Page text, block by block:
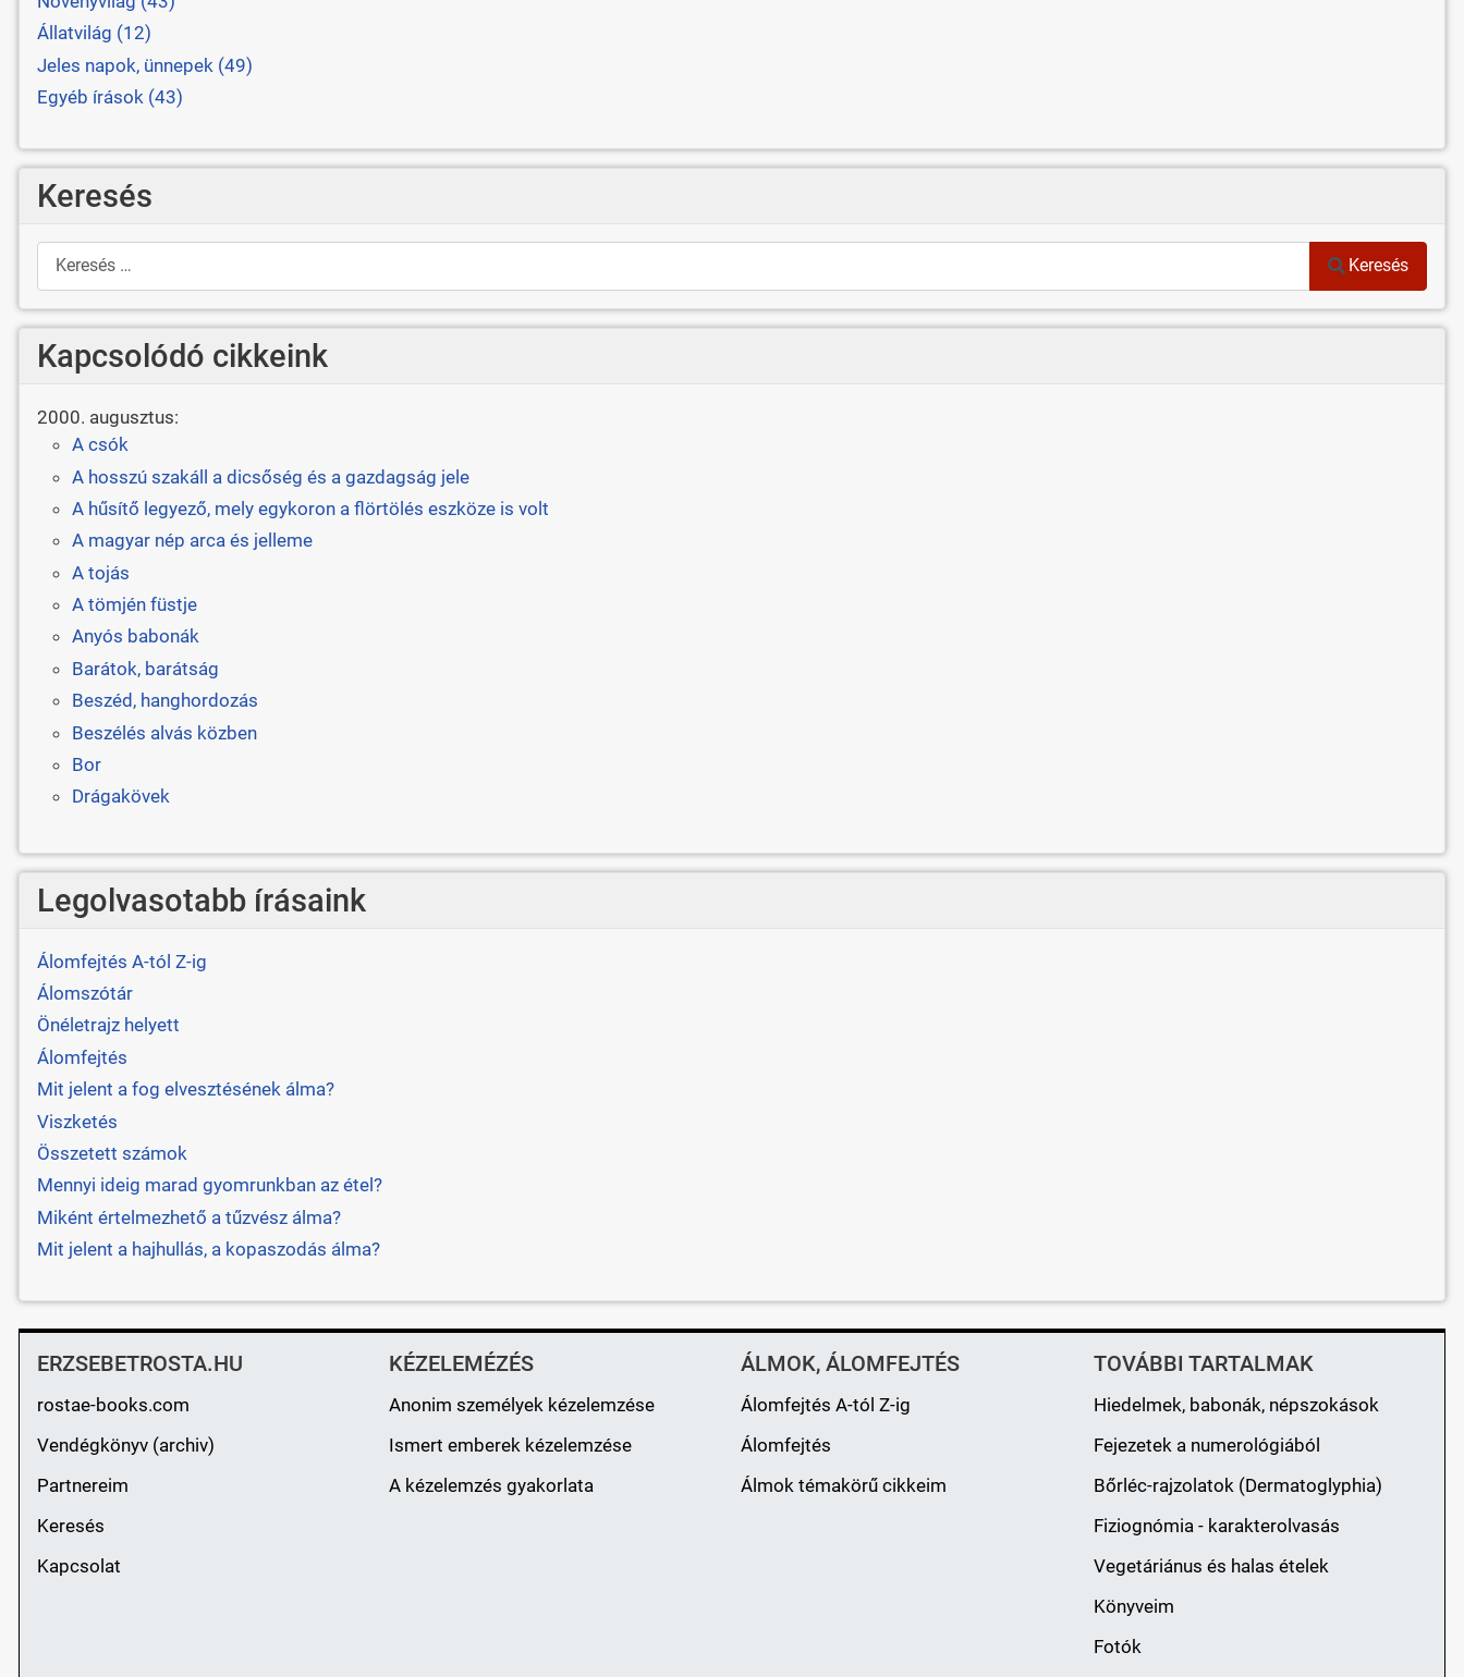
Állatvilág (12)
Jeles napok, ünnepek (49)
Egyéb írások (43)
Keresés
Keresés
Keresés
Kapcsolódó cikkeink
2000. augusztus:
A csók
A hosszú szakáll a dicsőség és a gazdagság jele
A hűsítő legyező, mely egykoron a flörtölés eszköze is volt
A magyar nép arca és jelleme
A tojás
A tömjén füstje
Anyós babonák
Barátok, barátság
Beszéd, hanghordozás
Beszélés alvás közben
Bor
Drágakövek
Legolvasotabb írásaink
Álomfejtés A-tól Z-ig
Álomszótár
Önéletrajz helyett
Álomfejtés
Mit jelent a fog elvesztésének álma?
Viszketés
Összetett számok
Mennyi ideig marad gyomrunkban az étel?
Miként értelmezhető a tűzvész álma?
Mit jelent a hajhullás, a kopaszodás álma?
ERZSEBETROSTA.HU
rostae-books.com
Vendégkönyv (archiv)
Partnereim
Keresés
Kapcsolat
KÉZELEMÉZÉS
Anonim személyek kézelemzése
Ismert emberek kézelemzése
A kézelemzés gyakorlata
ÁLMOK, ÁLOMFEJTÉS
Álomfejtés A-tól Z-ig
Álomfejtés
Álmok témakörű cikkeim
TOVÁBBI TARTALMAK
Hiedelmek, babonák, népszokások
Fejezetek a numerológiából
Bőrléc-rajzolatok (Dermatoglyphia)
Fiziognómia - karakterolvasás
Vegetáriánus és halas ételek
Könyveim
Fotók